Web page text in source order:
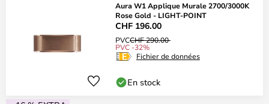
Aura W1 Applique Murale 2700/3000K
Rose Gold - LIGHT-POINT
CHF 196.00
PVCCHF 290.00
PVC -32%
Fichier de données
En stock